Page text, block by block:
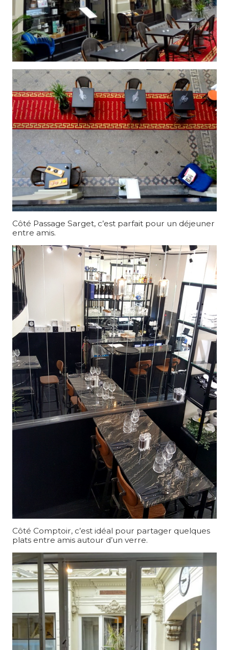
Côté Passage Sarget, c’est parfait pour un déjeuner
entre amis.
Côté Comptoir, c’est idéal pour partager quelques
plats entre amis autour d’un verre.